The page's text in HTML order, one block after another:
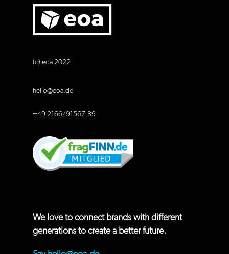
(c) eoa 2022
hello@eoa.de
+49 2166/91567-89
We love to connect brands with different
generations to create a better future.